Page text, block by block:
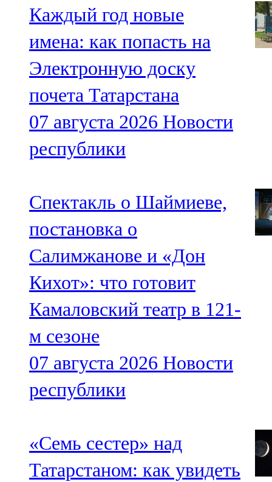
Каждый год новые
имена: как попасть на
Электронную доску
почета Татарстана
07 августа 2026 Новости
республики
Спектакль о Шаймиеве,
постановка о
Салимжанове и «Дон
Кихот»: что готовит
Камаловский театр в 121-
м сезоне
07 августа 2026 Новости
республики
«Семь сестер» над
Татарстаном: как увидеть